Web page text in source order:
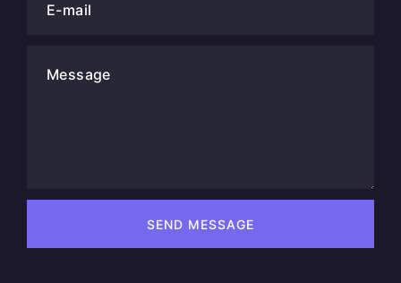
E-mail
Message
SEND MESSAGE